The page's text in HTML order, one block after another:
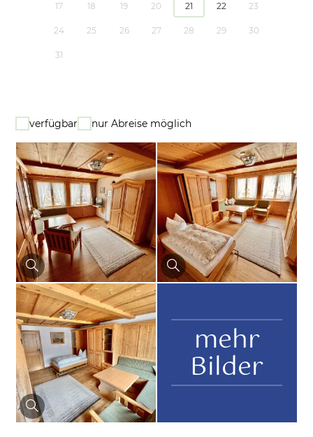
17 18 19 20 21 22 23
24 25 26 27 28 29 30
31
verfügbar nur Abreise möglich
mehr
Bilder